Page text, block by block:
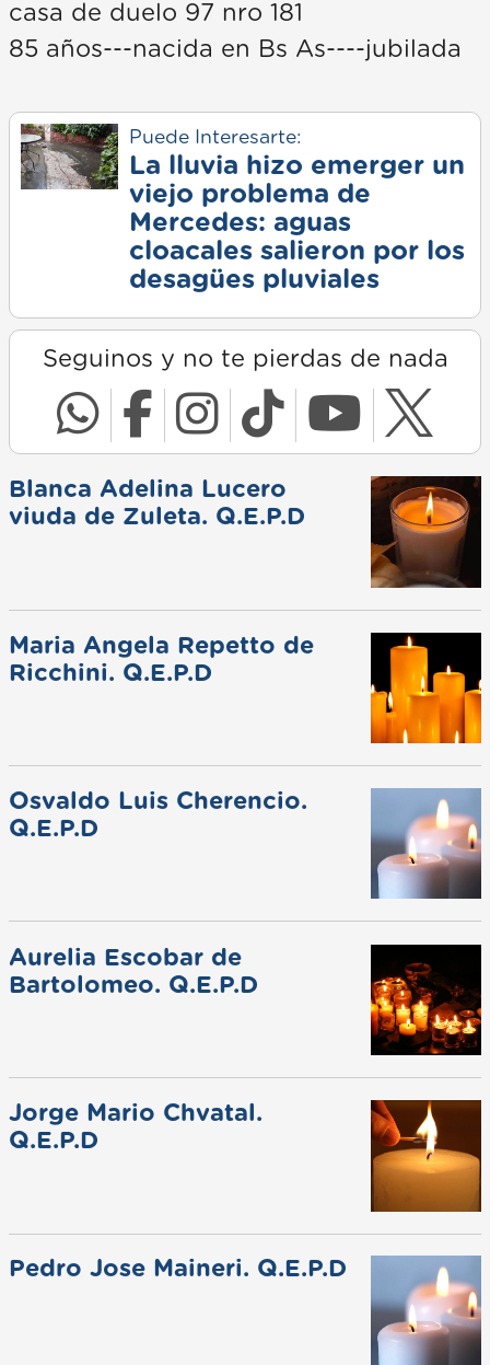
casa de duelo 97 nro 181
85 años---nacida en Bs As----jubilada
Puede Interesarte:
La lluvia hizo emerger un
viejo problema de
Mercedes: aguas
cloacales salieron por los
desagües pluviales
Seguinos y no te pierdas de nada
Blanca Adelina Lucero
viuda de Zuleta. Q.E.P.D
Maria Angela Repetto de
Ricchini. Q.E.P.D
Osvaldo Luis Cherencio.
Q.E.P.D
Aurelia Escobar de
Bartolomeo. Q.E.P.D
Jorge Mario Chvatal.
Q.E.P.D
Pedro Jose Maineri. Q.E.P.D